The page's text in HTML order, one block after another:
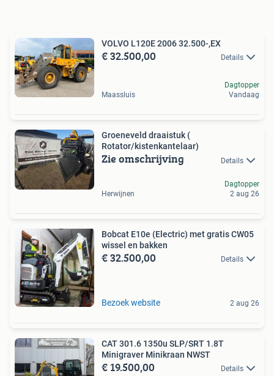
VOLVO L120E 2006 32.500-,EX
€ 32.500,00 Details
Maassluis
Dagtopper
Vandaag
Groeneveld draaistuk (
Rotator/kistenkantelaar)
Zie omschrijving Details
Herwijnen
Dagtopper
2 aug 26
Bobcat E10e (Electric) met gratis CW05
wissel en bakken
€ 32.500,00 Details
Bezoek website 2 aug 26
CAT 301.6 1350u SLP/SRT 1.8T
Minigraver Minikraan NWST
€ 19.500,00 Details